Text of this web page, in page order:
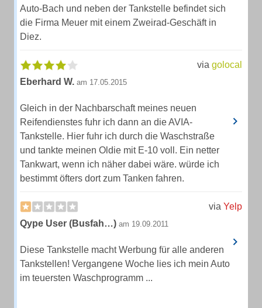
Auto-Bach und neben der Tankstelle befindet sich
die Firma Meuer mit einem Zweirad-Geschäft in
Diez.
via golocal
Eberhard W. am 17.05.2015
Gleich in der Nachbarschaft meines neuen
Reifendienstes fuhr ich dann an die AVIA-
Tankstelle. Hier fuhr ich durch die Waschstraße
und tankte meinen Oldie mit E-10 voll. Ein netter
Tankwart, wenn ich näher dabei wäre. würde ich
bestimmt öfters dort zum Tanken fahren.
via Yelp
Qype User (Busfah…) am 19.09.2011
Diese Tankstelle macht Werbung für alle anderen
Tankstellen! Vergangene Woche lies ich mein Auto
im teuersten Waschprogramm ...